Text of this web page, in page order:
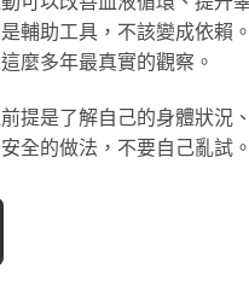
輔助工具，不該變成依賴
麼多年最真實的觀察。
提是了解自己的身體狀況
全的做法，不要自己亂試。